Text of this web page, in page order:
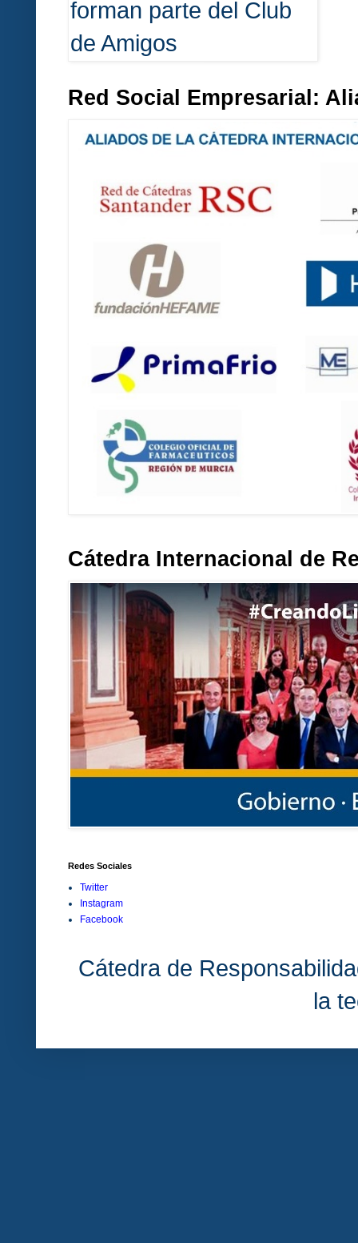
Red Social Empresarial:
Cátedra Internacional de
Redes Sociales
Twitter
Instagram
Facebook
Cátedra de
la